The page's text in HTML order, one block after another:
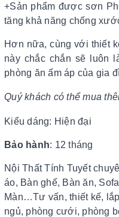
+Sản phẩm được sơn
tăng khả năng chống
Hơn nữa, cùng với thiết
này chắc chắn sẽ luôn
phòng ăn ấm áp của gia
Quý khách có thể mua
Kiểu dáng: Hiện đại
Bảo hành: 12 tháng
Nội Thất Tính Tuyết
áo, Bàn ghế, Bàn ăn,
Màn…Tư vấn, thiết kế,
ngủ, phòng cưới, phòng